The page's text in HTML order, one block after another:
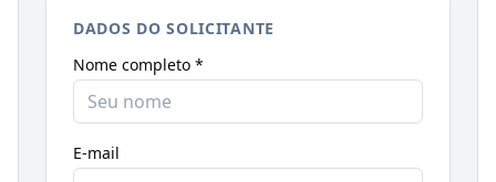
DADOS DO SOLICITANTE
Nome completo *
E-mail